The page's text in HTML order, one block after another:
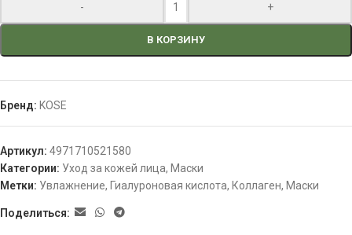
- +
В КОРЗИНУ
Бренд: KOSE
Артикул: 4971710521580
Категории: Уход за кожей лица, Маски
Метки: Увлажнение, Гиалуроновая кислота, Коллаген, Маски
Поделиться: